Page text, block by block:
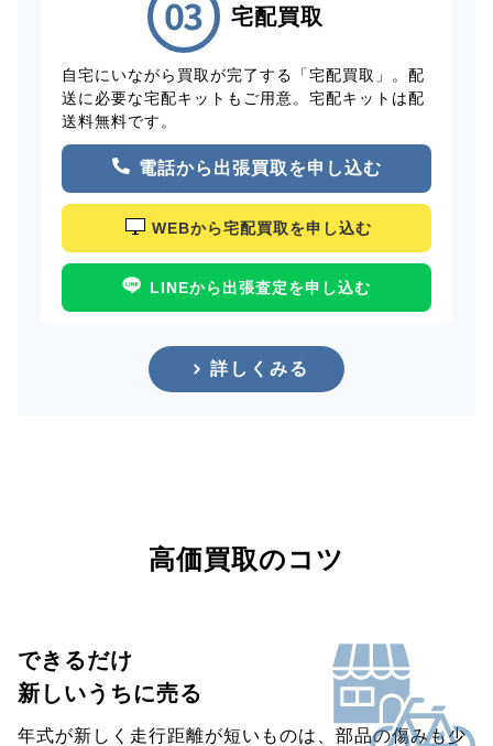
宅配買取
自宅にいながら買取が完了する「宅配買取」。配
送に必要な宅配キットもご用意。宅配キットは配
送料無料です。
電話から出張買取を申し込む
WEBから宅配買取を申し込む
LINEから出張査定を申し込む
詳しくみる
高価買取のコツ
できるだけ
新しいうちに売る
年式が新しく走行距離が短いものは、部品の傷みも少